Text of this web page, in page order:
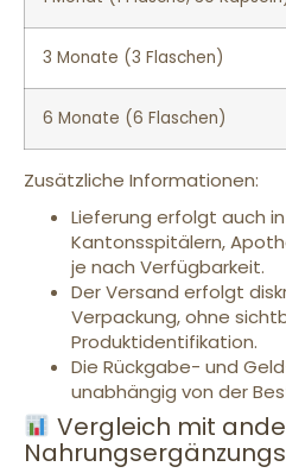
3 Monate (3 Flaschen)
6 Monate (6 Flaschen)
Zusätzliche Informationen:
Lieferung erfolgt auch
Kantonsspitälern,
je nach Verfügbarkeit.
Der Versand erfolgt
Verpackung, ohne
Produktidentifikation.
Die Rückgabe- und
unabhängig von der
Vergleich mit